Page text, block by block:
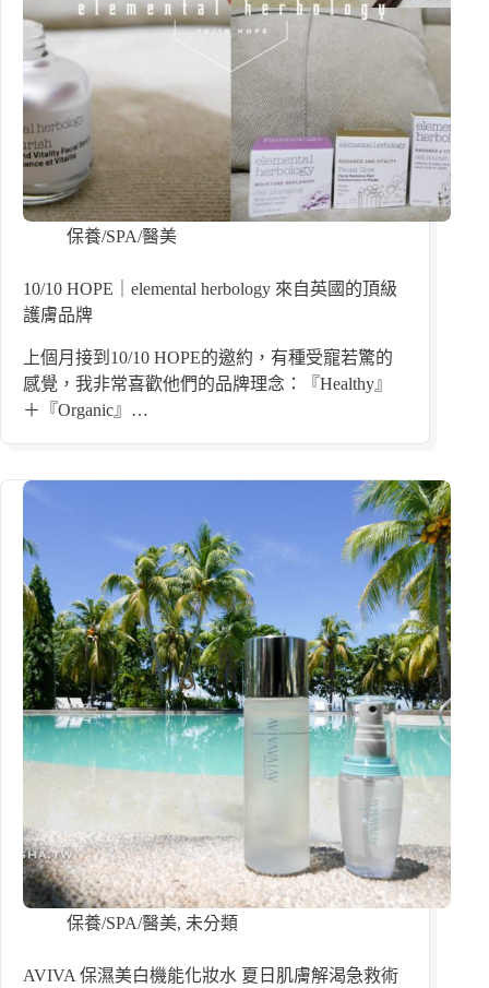
保養/SPA/醫美
10/10 HOPE｜elemental herbology 來自英國的頂級
護膚品牌
上個月接到10/10 HOPE的邀約，有種受寵若驚的
感覺，我非常喜歡他們的品牌理念：『Healthy』
＋『Organic』…
保養/SPA/醫美, 未分類
AVIVA 保濕美白機能化妝水 夏日肌膚解渴急救術